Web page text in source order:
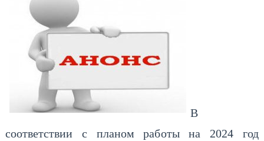
В
соответствии с планом работы на 2024 год